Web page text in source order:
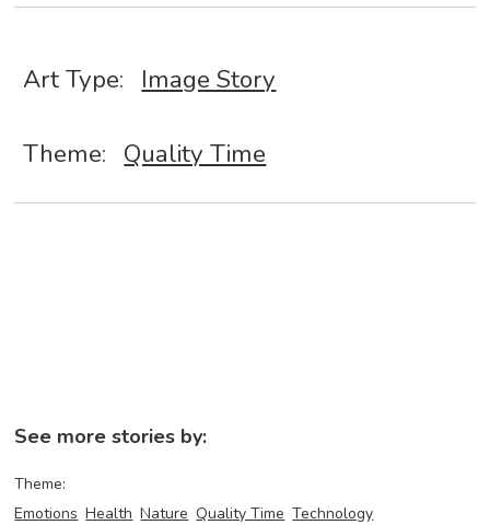
Art Type: Image Story
Theme: Quality Time
See more stories by:
Theme:
Emotions Health Nature Quality Time Technology